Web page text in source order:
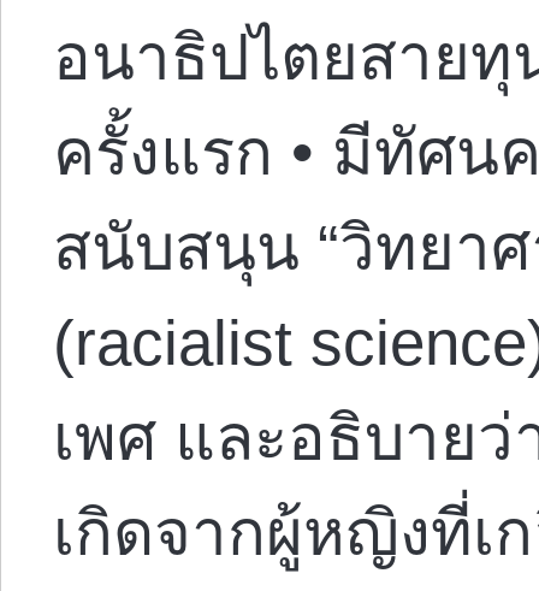
อนาธิปไตยสายทุ
ครั้งแรก • มีทัศน
สนับสนุน “วิทยาศ
(racialist
เพศ และอธิบาย
เกิดจากผู้หญิงที่เ